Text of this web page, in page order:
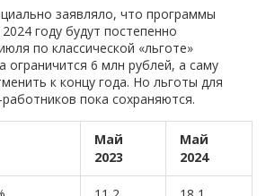
заявляло, что программы
году будут постепенно
по классической «льготе»
ограничится 6 млн рублей, а саму
к концу года. Но льготы для
пока сохраняются.
Май
2023
Май
2024